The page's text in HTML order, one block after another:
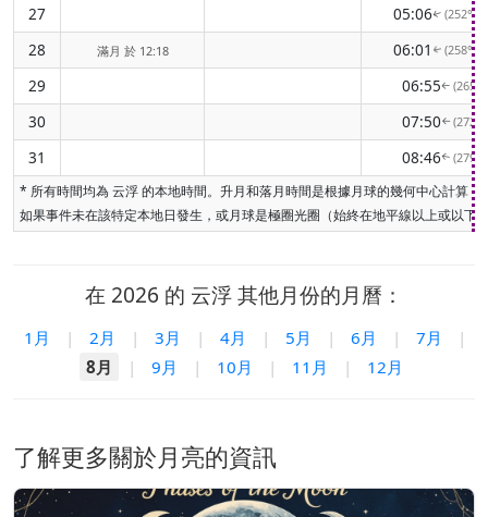
27 05:06↑(252°
28 滿月 於 12:18 06:01 ↑(258°
29 06:55↑(265°
30 07:50↑(272°
31 08:46↑(279°
* 所有時間均為 云浮 的本地時間。升月和落月時間是根據月球的幾何中心計算
如果事件未在該特定本地日發生，或月球是極圈光圈（始終在地平線以上或以
在 2026 的 云浮 其他月份的月曆：
1月 | 2月 | 3月 | 4月 | 5月 | 6月 | 7月
|
8月
| 9月 | 10月 | 11月 | 12月
了解更多關於月亮的資訊